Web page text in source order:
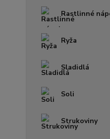
Rastlinné
Ryža
Sladidlá
Soli
Strukoviny